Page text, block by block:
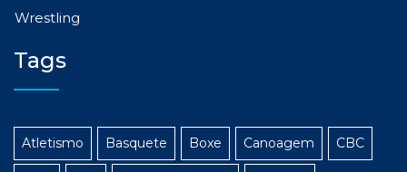
Wrestling
Tags
Atletismo Basquete Boxe Canoagem CBC